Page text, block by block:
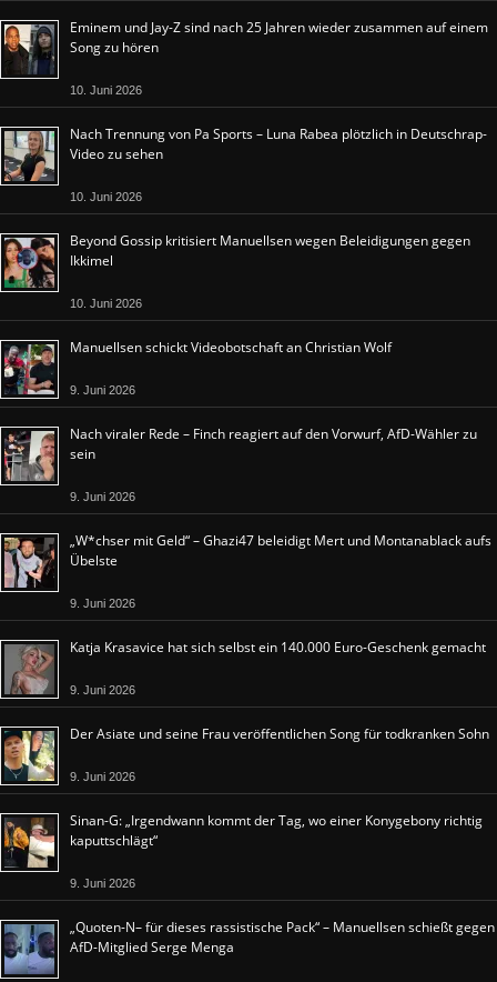
Eminem und Jay-Z sind nach 25 Jahren wieder zusammen auf einem
Song zu hören
10. Juni 2026
Nach Trennung von Pa Sports – Luna Rabea plötzlich in Deutschrap-
Video zu sehen
10. Juni 2026
Beyond Gossip kritisiert Manuellsen wegen Beleidigungen gegen
Ikkimel
10. Juni 2026
Manuellsen schickt Videobotschaft an Christian Wolf
9. Juni 2026
Nach viraler Rede – Finch reagiert auf den Vorwurf, AfD-Wähler zu
sein
9. Juni 2026
„W*chser mit Geld“ – Ghazi47 beleidigt Mert und Montanablack aufs
Übelste
9. Juni 2026
Katja Krasavice hat sich selbst ein 140.000 Euro-Geschenk gemacht
9. Juni 2026
Der Asiate und seine Frau veröffentlichen Song für todkranken Sohn
9. Juni 2026
Sinan-G: „Irgendwann kommt der Tag, wo einer Konygebony richtig
kaputtschlägt“
9. Juni 2026
„Quoten-N– für dieses rassistische Pack“ – Manuellsen schießt gegen
AfD-Mitglied Serge Menga